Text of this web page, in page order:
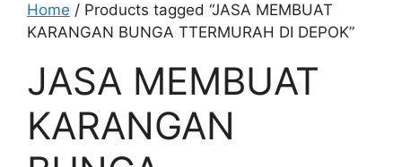
Home / Products tagged “JASA MEMBUAT
KARANGAN BUNGA TTERMURAH DI DEPOK”
JASA MEMBUAT
KARANGAN